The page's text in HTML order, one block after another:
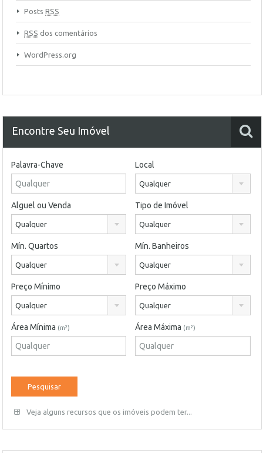
Posts RSS
RSS dos comentários
WordPress.org
Encontre Seu Imóvel
Palavra-Chave Local
Qualquer
Alguel ou Venda
Qualquer
Tipo de Imóvel
Qualquer
Mín. Quartos
Qualquer
Mín. Banheiros
Qualquer
Preço Mínimo
Qualquer
Preço Máximo
Qualquer
Área Mínima (m²) Área Máxima (m²)
Veja alguns recursos que os imóveis podem ter...